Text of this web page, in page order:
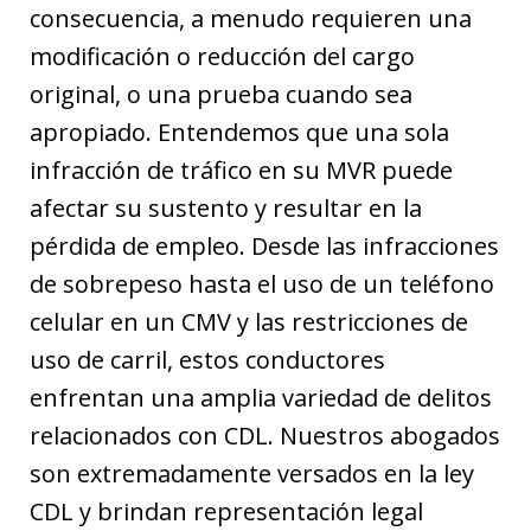
consecuencia, a menudo requieren una
modificación o reducción del cargo
original, o una prueba cuando sea
apropiado. Entendemos que una sola
infracción de tráfico en su MVR puede
afectar su sustento y resultar en la
pérdida de empleo. Desde las infracciones
de sobrepeso hasta el uso de un teléfono
celular en un CMV y las restricciones de
uso de carril, estos conductores
enfrentan una amplia variedad de delitos
relacionados con CDL. Nuestros abogados
son extremadamente versados en la ley
CDL y brindan representación legal